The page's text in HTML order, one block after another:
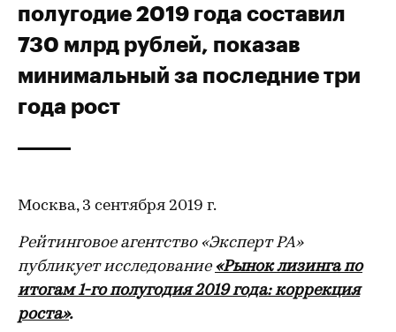
полугодие 2019 года составил
730 млрд рублей, показав
минимальный за последние три
года рост
Москва, 3 сентября 2019 г.
Рейтинговое агентство «Эксперт РА»
публикует исследование«Рынок лизинга по
итогам 1-го полугодия 2019 года: коррекция
роста».